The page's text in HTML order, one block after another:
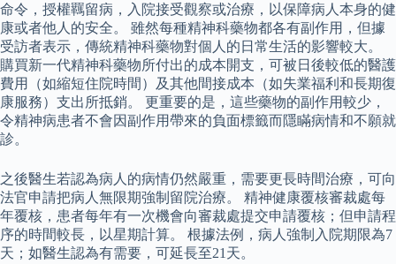
命令，授權羈留病，入院接受觀察或治療，以保障病人本身的健
康或者他人的安全。 雖然每種精神科藥物都各有副作用，但據
受訪者表示，傳統精神科藥物對個人的日常生活的影響較大。
購買新一代精神科藥物所付出的成本開支，可被日後較低的醫護
費用（如縮短住院時間）及其他間接成本（如失業福利和長期復
康服務）支出所抵銷。 更重要的是，這些藥物的副作用較少，
令精神病患者不會因副作用帶來的負面標籤而隱瞞病情和不願就
診。
之後醫生若認為病人的病情仍然嚴重，需要更長時間治療，可向
法官申請把病人無限期強制留院治療。 精神健康覆核審裁處每
年覆核，患者每年有一次機會向審裁處提交申請覆核；但申請程
序的時間較長，以星期計算。 根據法例，病人強制入院期限為7
天；如醫生認為有需要，可延長至21天。